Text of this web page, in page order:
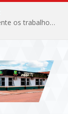
Câmara Municipal de Jacundá abre oficialmente os trabalhos legislativos de 2026